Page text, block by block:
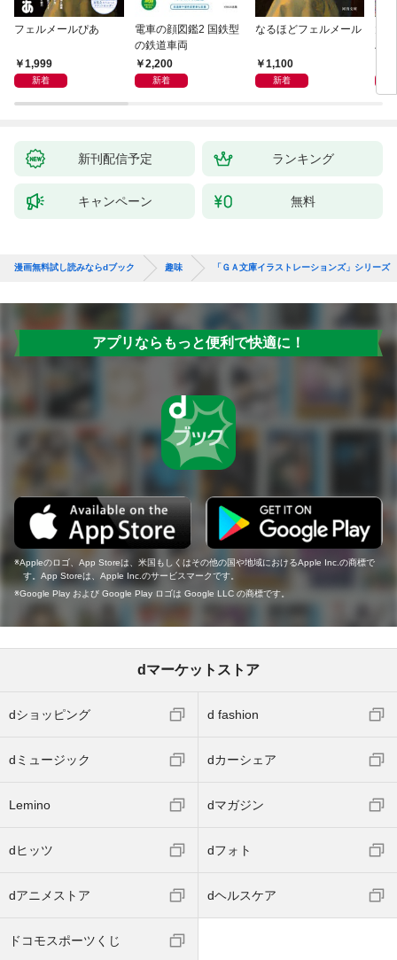
フェルメールぴあ
1,999
新着
電車の顔図鑑2 国鉄型
の鉄道車両
2,200
新着
なるほどフェルメール
1,100
新着
ハ
新刊配信予定 ランキング
キャンペーン 無料
漫画無料試し読みならdブック 趣味 「ＧＡ文庫イラストレーションズ」シリーズ
アプリならもっと便利で快適に！
Appleのロゴ、App Storeは、米国もしくはその他の国や地域におけるApple Inc.の商標で
す。App Storeは、Apple Inc.のサービスマークです。
Google Play および Google Play ロゴは Google LLC の商標です。
dマーケットストア
dショッピング d fashion
dミュージック dカーシェア
Lemino dマガジン
dヒッツ dフォト
dアニメストア dヘルスケア
ドコモスポーツくじ